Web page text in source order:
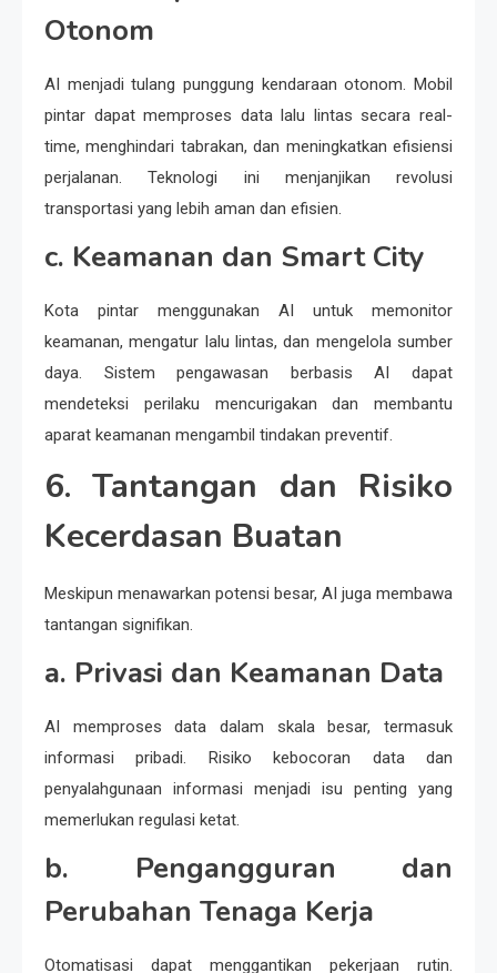
Otonom
AI menjadi tulang punggung kendaraan otonom. Mobil
pintar dapat memproses data lalu lintas secara real-
time, menghindari tabrakan, dan meningkatkan efisiensi
perjalanan. Teknologi ini menjanjikan revolusi
transportasi yang lebih aman dan efisien.
c. Keamanan dan Smart City
Kota pintar menggunakan AI untuk memonitor
keamanan, mengatur lalu lintas, dan mengelola sumber
daya. Sistem pengawasan berbasis AI dapat
mendeteksi perilaku mencurigakan dan membantu
aparat keamanan mengambil tindakan preventif.
6. Tantangan dan Risiko
Kecerdasan Buatan
Meskipun menawarkan potensi besar, AI juga membawa
tantangan signifikan.
a. Privasi dan Keamanan Data
AI memproses data dalam skala besar, termasuk
informasi pribadi. Risiko kebocoran data dan
penyalahgunaan informasi menjadi isu penting yang
memerlukan regulasi ketat.
b. Pengangguran dan
Perubahan Tenaga Kerja
Otomatisasi dapat menggantikan pekerjaan rutin.